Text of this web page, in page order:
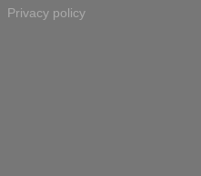
Privacy policy